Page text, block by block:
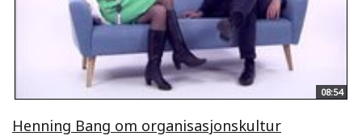
08:54
Henning Bang om organisasjonskultur